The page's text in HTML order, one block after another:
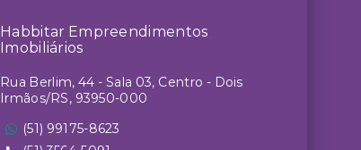
Habbitar Empreendimentos
Imobiliários
Rua Berlim, 44 - Sala 03, Centro - Dois
Irmãos/RS, 93950-000
(51) 99175-8623